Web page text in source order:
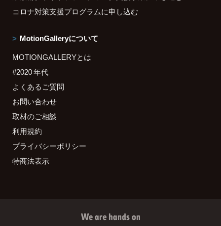
コロナ対策支援プログラムに申し込む
MotionGalleryについて
MOTIONGALLERYとは
#2020 年代
よくあるご質問
お問い合わせ
取材のご相談
利用規約
プライバシーポリシー
特商法表示
We are hands on